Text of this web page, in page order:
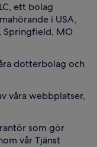
ett bolag
i USA,
Springfield, MO
dotterbolag och
våra webbplatser,
som gör
vår Tjänst